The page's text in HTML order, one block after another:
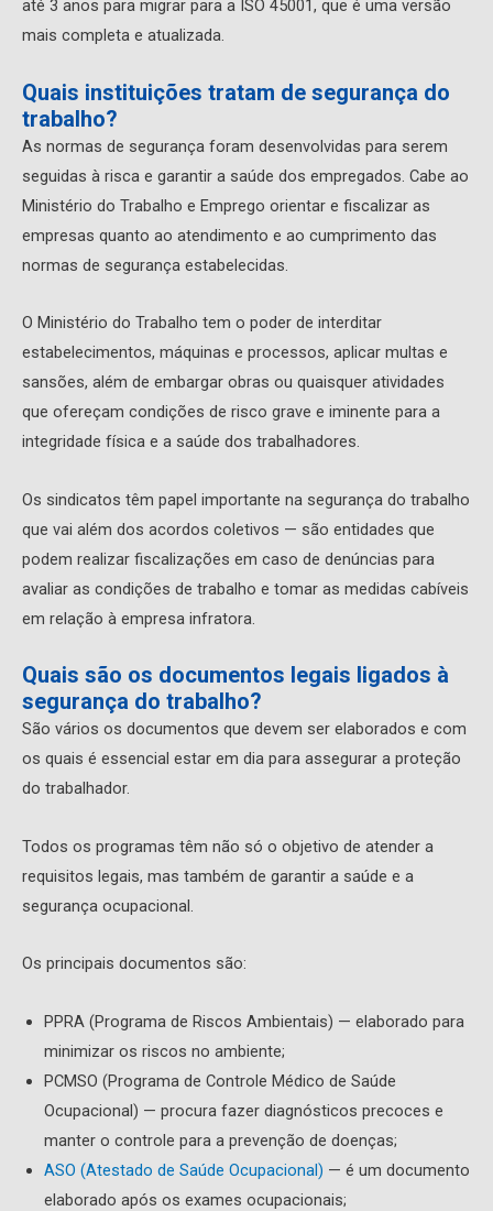
até 3 anos para migrar para a ISO 45001, que é uma versão
mais completa e atualizada.
Quais instituições tratam de segurança do
trabalho?
As normas de segurança foram desenvolvidas para serem
seguidas à risca e garantir a saúde dos empregados. Cabe ao
Ministério do Trabalho e Emprego orientar e fiscalizar as
empresas quanto ao atendimento e ao cumprimento das
normas de segurança estabelecidas.
O Ministério do Trabalho tem o poder de interditar
estabelecimentos, máquinas e processos, aplicar multas e
sansões, além de embargar obras ou quaisquer atividades
que ofereçam condições de risco grave e iminente para a
integridade física e a saúde dos trabalhadores.
Os sindicatos têm papel importante na segurança do trabalho
que vai além dos acordos coletivos — são entidades que
podem realizar fiscalizações em caso de denúncias para
avaliar as condições de trabalho e tomar as medidas cabíveis
em relação à empresa infratora.
Quais são os documentos legais ligados à
segurança do trabalho?
São vários os documentos que devem ser elaborados e com
os quais é essencial estar em dia para assegurar a proteção
do trabalhador.
Todos os programas têm não só o objetivo de atender a
requisitos legais, mas também de garantir a saúde e a
segurança ocupacional.
Os principais documentos são:
PPRA (Programa de Riscos Ambientais) — elaborado para
minimizar os riscos no ambiente;
PCMSO (Programa de Controle Médico de Saúde
Ocupacional) — procura fazer diagnósticos precoces e
manter o controle para a prevenção de doenças;
ASO (Atestado de Saúde Ocupacional) — é um documento
elaborado após os exames ocupacionais;